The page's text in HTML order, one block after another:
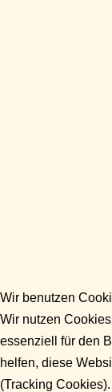
Wir benutzen
Wir nutzen
essenziell für den
helfen, diese
(Tracking